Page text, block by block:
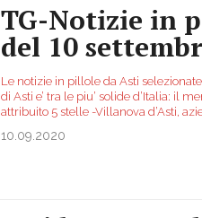
TG-Notizie in
del 10
Le notizie in pillole da Asti
di Asti e’ tra le piu’ solide d’Italia: il
attribuito 5 stelle -Villanova d’Asti,
10.09.2020